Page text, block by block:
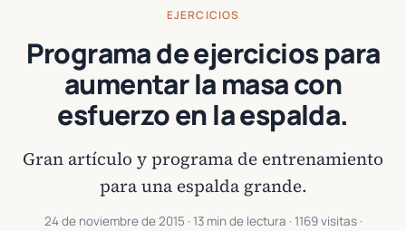
EJERCICIOS
Programa de ejercicios para
aumentar la masa con
esfuerzo en la espalda.
Gran artículo y programa de entrenamiento
para una espalda grande.
24 de noviembre de 2015 · 13 min de lectura · 1169 visitas ·